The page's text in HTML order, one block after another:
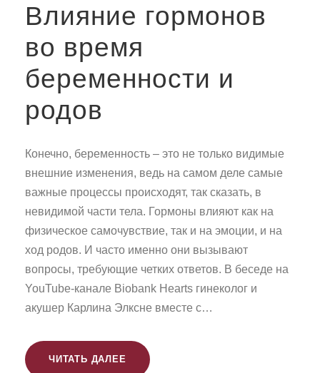
Влияние гормонов
во время
беременности и
родов
Конечно, беременность – это не только видимые
внешние изменения, ведь на самом деле самые
важные процессы происходят, так сказать, в
невидимой части тела. Гормоны влияют как на
физическое самочувствие, так и на эмоции, и на
ход родов. И часто именно они вызывают
вопросы, требующие четких ответов. В беседе на
YouTube-канале Biobank Hearts гинеколог и
акушер Карлина Элксне вместе с…
ЧИТАТЬ ДАЛЕЕ